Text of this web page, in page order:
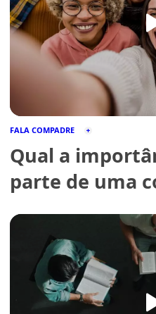
FALA COMPADRE
Qual a
parte de uma